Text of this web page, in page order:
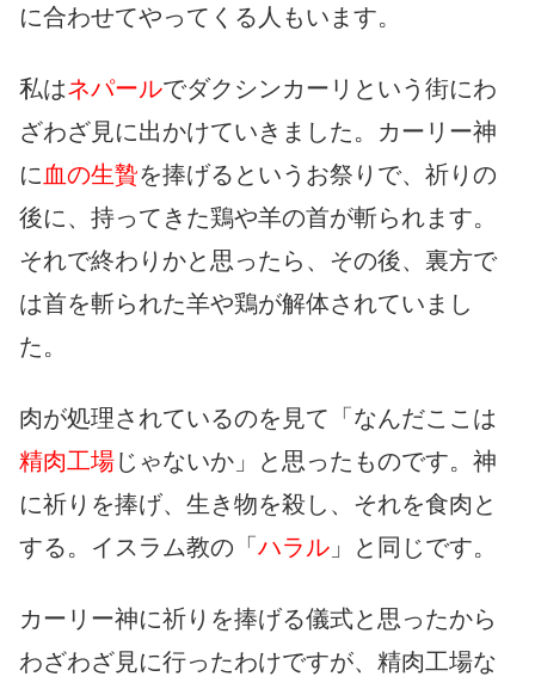
に合わせてやってくる人もいます。
私はネパールでダクシンカーリという街にわ
ざわざ見に出かけていきました。カーリー神
に血の生贄を捧げるというお祭りで、祈りの
後に、持ってきた鶏や羊の首が斬られます。
それで終わりかと思ったら、その後、裏方で
は首を斬られた羊や鶏が解体されていまし
た。
肉が処理されているのを見て「なんだここは
精肉工場じゃないか」と思ったものです。神
に祈りを捧げ、生き物を殺し、それを食肉と
する。イスラム教の「 ハラル 」と同じです。
カーリー神に祈りを捧げる儀式と思ったから
わざわざ見に行ったわけですが、精肉工場な